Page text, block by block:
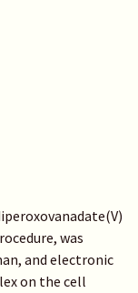
was
and electronic
on the cell